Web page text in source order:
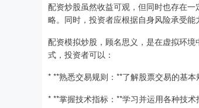
配资炒股虽然收益可观，但同时也存在
略。同时，投资者应根据自身风险承受能
配资模拟炒股，顾名思义，是在虚拟环
式，投资者可以：
* **熟悉交易规则：**了解股票交易的基
* **掌握技术指标：**学习并运用各种技